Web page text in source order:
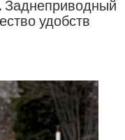
Заднеприводный
удобств